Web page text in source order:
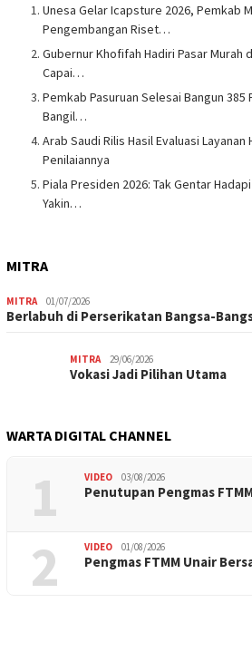
Unesa Gelar Icapsture 2026, Pemkab
Pengembangan Riset…
Gubernur Khofifah Hadiri Pasar Murah
Capai…
Pemkab Pasuruan Selesai Bangun 385
Bangil…
Arab Saudi Rilis Hasil Evaluasi Layanan
Penilaiannya
Piala Presiden 2026: Tak Gentar
Yakin…
MITRA
MITRA 01/07/2026
Berlabuh di Perserikatan Bangsa-
MITRA 29/06/2026
Vokasi Jadi Pilihan Utama
WARTA DIGITAL CHANNEL
1 VIDEO 03/08/2026
Penutupan Pengmas
2 VIDEO 01/08/2026
Pengmas FTMM Unair